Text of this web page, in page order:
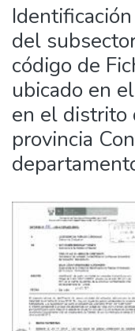
Estad. Externas
Guias ▾
del
código de
ubicado en
en el distrito
provincia